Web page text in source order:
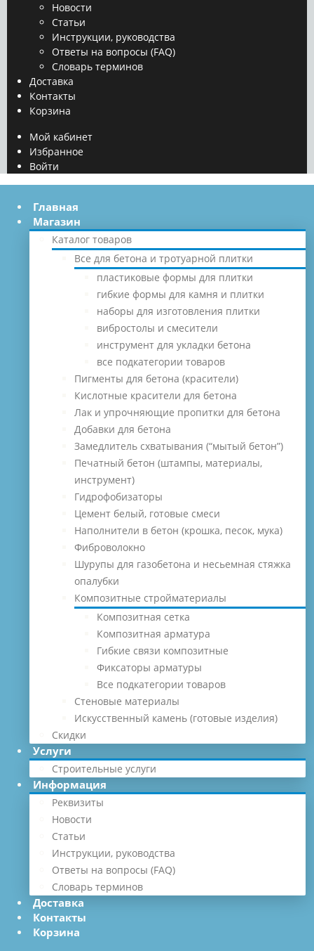
Новости
Статьи
Инструкции, руководства
Ответы на вопросы (FAQ)
Словарь терминов
Доставка
Контакты
Корзина
Мой кабинет
Избранное
Войти
Главная
Магазин
Каталог товаров
Все для бетона и тротуарной плитки
пластиковые формы для плитки
гибкие формы для камня и плитки
наборы для изготовления плитки
вибростолы и смесители
инструмент для укладки бетона
все подкатегории товаров
Пигменты для бетона (красители)
Кислотные красители для бетона
Лак и упрочняющие пропитки для бетона
Добавки для бетона
Замедлитель схватывания (“мытый бетон”)
Печатный бетон (штампы, материалы,
инструмент)
Гидрофобизаторы
Цемент белый, готовые смеси
Наполнители в бетон (крошка, песок, мука)
Фиброволокно
Шурупы для газобетона и несьемная стяжка
опалубки
Композитные стройматериалы
Композитная сетка
Композитная арматура
Гибкие связи композитные
Фиксаторы арматуры
Все подкатегории товаров
Стеновые материалы
Искусственный камень (готовые изделия)
Скидки
Услуги
Строительные услуги
Информация
Реквизиты
Новости
Статьи
Инструкции, руководства
Ответы на вопросы (FAQ)
Словарь терминов
Доставка
Контакты
Корзина